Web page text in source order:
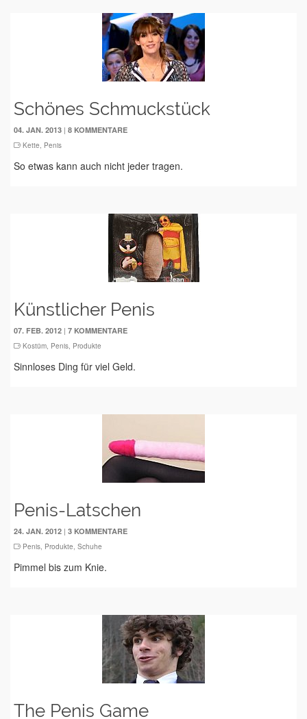
Schönes Schmuckstück
04. JAN. 2013 | 8 KOMMENTARE
Kette, Penis
So etwas kann auch nicht jeder tragen.
Künstlicher Penis
07. FEB. 2012 | 7 KOMMENTARE
Kostüm, Penis, Produkte
Sinnloses Ding für viel Geld.
Penis-Latschen
24. JAN. 2012 | 3 KOMMENTARE
Penis, Produkte, Schuhe
Pimmel bis zum Knie.
The Penis Game